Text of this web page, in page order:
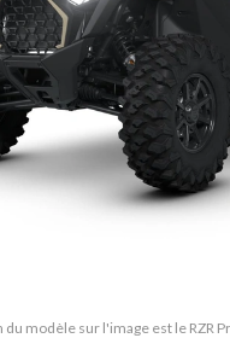
du modèle sur l'image est le RZR